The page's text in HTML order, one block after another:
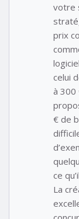
votre
prix
celui
à 300
€ de
ce
La